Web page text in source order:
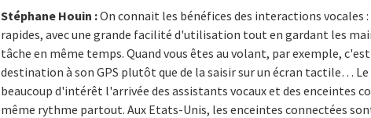
Stéphane Houin :On connait les bénéfices des interactions
rapides, avec une grande facilité d'utilisation tout en gardant les
tâche en même temps. Quand vous êtes au volant, par exemple,
destination à son GPS plutôt que de la saisir sur un écran tactile…
beaucoup d'intérêt l'arrivée des assistants vocaux et des enceintes
même rythme partout. Aux Etats-Unis, les enceintes connectées